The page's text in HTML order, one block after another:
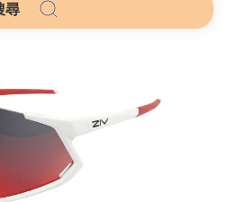
尋